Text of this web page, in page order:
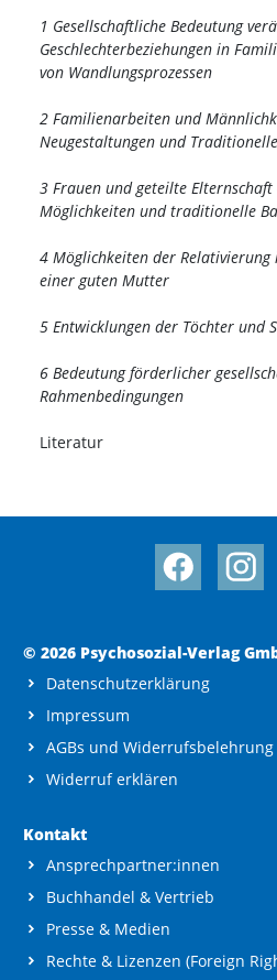
1 Gesellschaftliche Bedeutung
Geschlechterbeziehungen in
von Wandlungsprozessen
2 Familienarbeiten und
Neugestaltungen und
3 Frauen und geteilte
Möglichkeiten und traditionelle
4 Möglichkeiten der
einer guten Mutter
5 Entwicklungen der Töchter und
6 Bedeutung förderlicher
Rahmenbedingungen
Literatur
© 2026 Psychosozial-Verlag
Datenschutzerklärung
Impressum
AGBs und Widerrufsbelehrung
Widerruf erklären
Kontakt
Ansprechpartner:innen
Buchhandel & Vertrieb
Presse & Medien
Rechte & Lizenzen (Foreign